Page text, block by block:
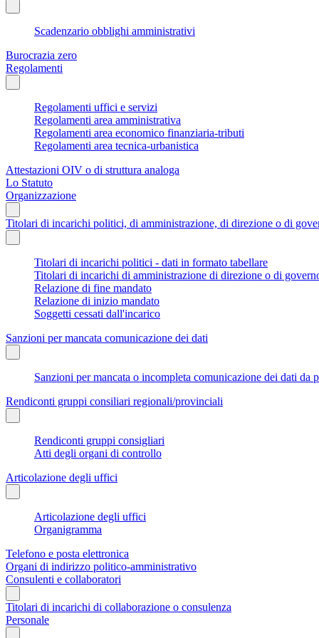
Scadenzario obblighi amministrativi
Burocrazia zero
Regolamenti
Regolamenti uffici e servizi
Regolamenti area amministrativa
Regolamenti area economico finanziaria-tributi
Regolamenti area tecnica-urbanistica
Attestazioni OIV o di struttura analoga
Lo Statuto
Organizzazione
Titolari di incarichi politici, di amministrazione, di direzione o di
Titolari di incarichi politici - dati in formato tabellare
Titolari di incarichi di amministrazione di direzione o di
Relazione di fine mandato
Relazione di inizio mandato
Soggetti cessati dall'incarico
Sanzioni per mancata comunicazione dei dati
Sanzioni per mancata o incompleta comunicazione dei dati
Rendiconti gruppi consiliari regionali/provinciali
Rendiconti gruppi consigliari
Atti degli organi di controllo
Articolazione degli uffici
Articolazione degli uffici
Organigramma
Telefono e posta elettronica
Organi di indirizzo politico-amministrativo
Consulenti e collaboratori
Titolari di incarichi di collaborazione o consulenza
Personale